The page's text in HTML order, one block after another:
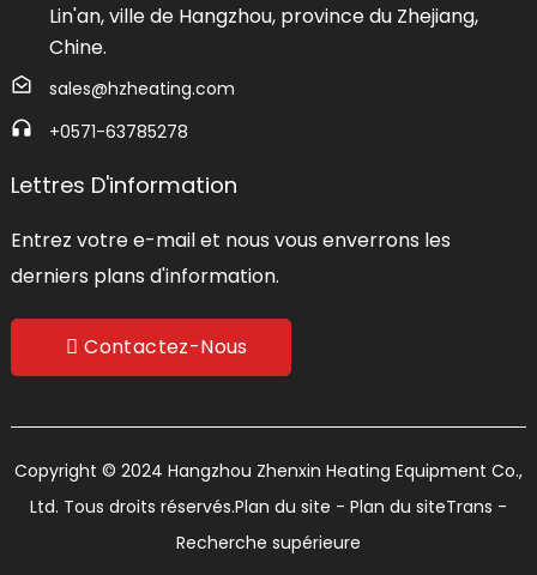
Lin'an, ville de Hangzhou, province du Zhejiang,
Chine.
sales@hzheating.com
+0571-63785278
Lettres D'information
Entrez votre e-mail et nous vous enverrons les
derniers plans d'information.
Contactez-Nous
Copyright © 2024 Hangzhou Zhenxin Heating Equipment Co.,
Ltd. Tous droits réservés.Plan du site - Plan du siteTrans -
Recherche supérieure